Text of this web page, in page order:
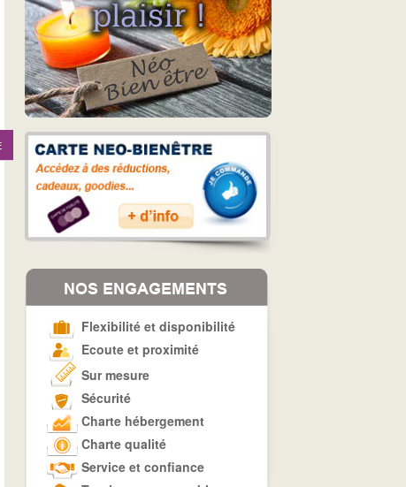
Flexibilité et disponibilité
Ecoute et proximité
Sur mesure
Sécurité
Charte hébergement
Charte qualité
Service et confiance